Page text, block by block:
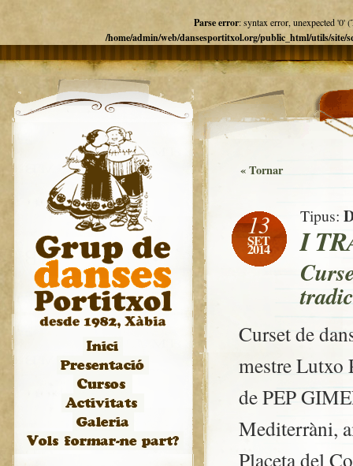
Parse error: syntax error, unexpected
/home/admin/web/dansesportitxol.org/public_html/utils/
« Tornar
13
SET
2014
Tipus:
I
Curset de
mestre Lutxo
de PEP
Mediterràni,
Placeta del